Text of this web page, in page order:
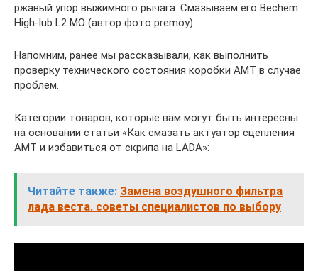
ржавый упор выжимного рычага. Смазываем его Bechem
High-lub L2 MO (автор фото premoy).
Напомним, ранее мы рассказывали, как выполнить
проверку технического состояния коробки АМТ в случае
проблем.
Категории товаров, которые вам могут быть интересны
на основании статьи «Как смазать актуатор сцепления
АМТ и избавиться от скрипа на LADA»:
Читайте также: Замена воздушного фильтра
лада веста. советы специалистов по выбору